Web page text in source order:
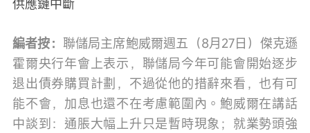
供應鏈中斷
編者按： 聯儲局主席鮑威爾週五（8月27日）傑克遜
霍爾央行年會上表示，聯儲局今年可能會開始逐步
退出債券購買計劃，不過從他的措辭來看，也有可
能不會，加息也還不在考慮範圍內。鮑威爾在講話
中談到：通脹大幅上升只是暫時現象；就業勢頭強